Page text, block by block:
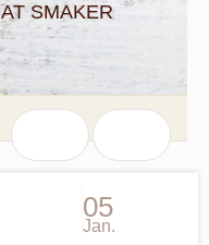
SMAKER
05
Jan.